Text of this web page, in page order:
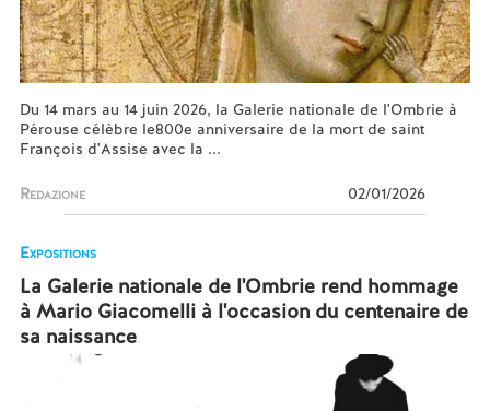
Du 14 mars au 14 juin 2026, la Galerie nationale de l'Ombrie à
Pérouse célèbre le800e anniversaire de la mort de saint
François d'Assise avec la ...
Redazione 02/01/2026
Expositions
La Galerie nationale de l'Ombrie rend hommage
à Mario Giacomelli à l'occasion du centenaire de
sa naissance